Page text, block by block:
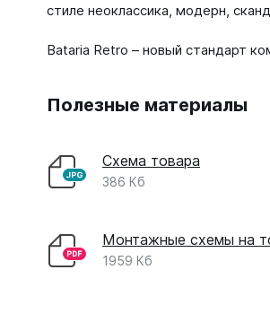
стиле неоклассика, модерн,
Bataria Retro – новый стандарт
Полезные материалы
Схема товара
386 Кб
Монтажные схемы на
1959 Кб